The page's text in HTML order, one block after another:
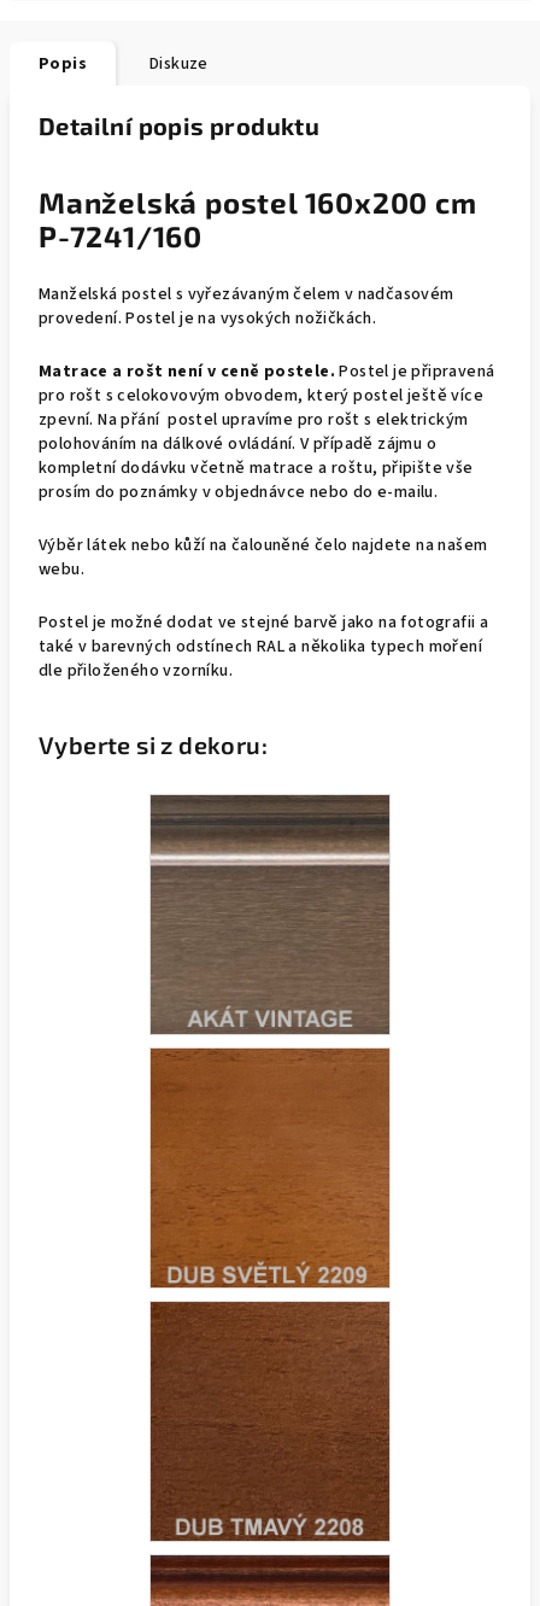
Popis Diskuze
Detailní popis produktu
Manželská postel 160x200 cm
P-7241/160
Manželská postel s vyřezávaným čelem v nadčasovém
provedení. Postel je na vysokých nožičkách.
Matrace a rošt není v ceně postele. Postel je připravená
pro rošt s celokovovým obvodem, který postel ještě více
zpevní. Na přání postel upravíme pro rošt s elektrickým
polohováním na dálkové ovládání. V případě zájmu o
kompletní dodávku včetně matrace a roštu, připište vše
prosím do poznámky v objednávce nebo do e-mailu.
Výběr látek nebo kůží na čalouněné čelo najdete na našem
webu.
Postel je možné dodat ve stejné barvě jako na fotografii a
také v barevných odstínech RAL a několika typech moření
dle přiloženého vzorníku.
Vyberte si z dekoru: